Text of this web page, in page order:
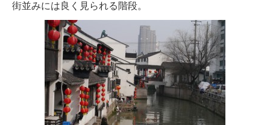
街並みには良く見られる階段。